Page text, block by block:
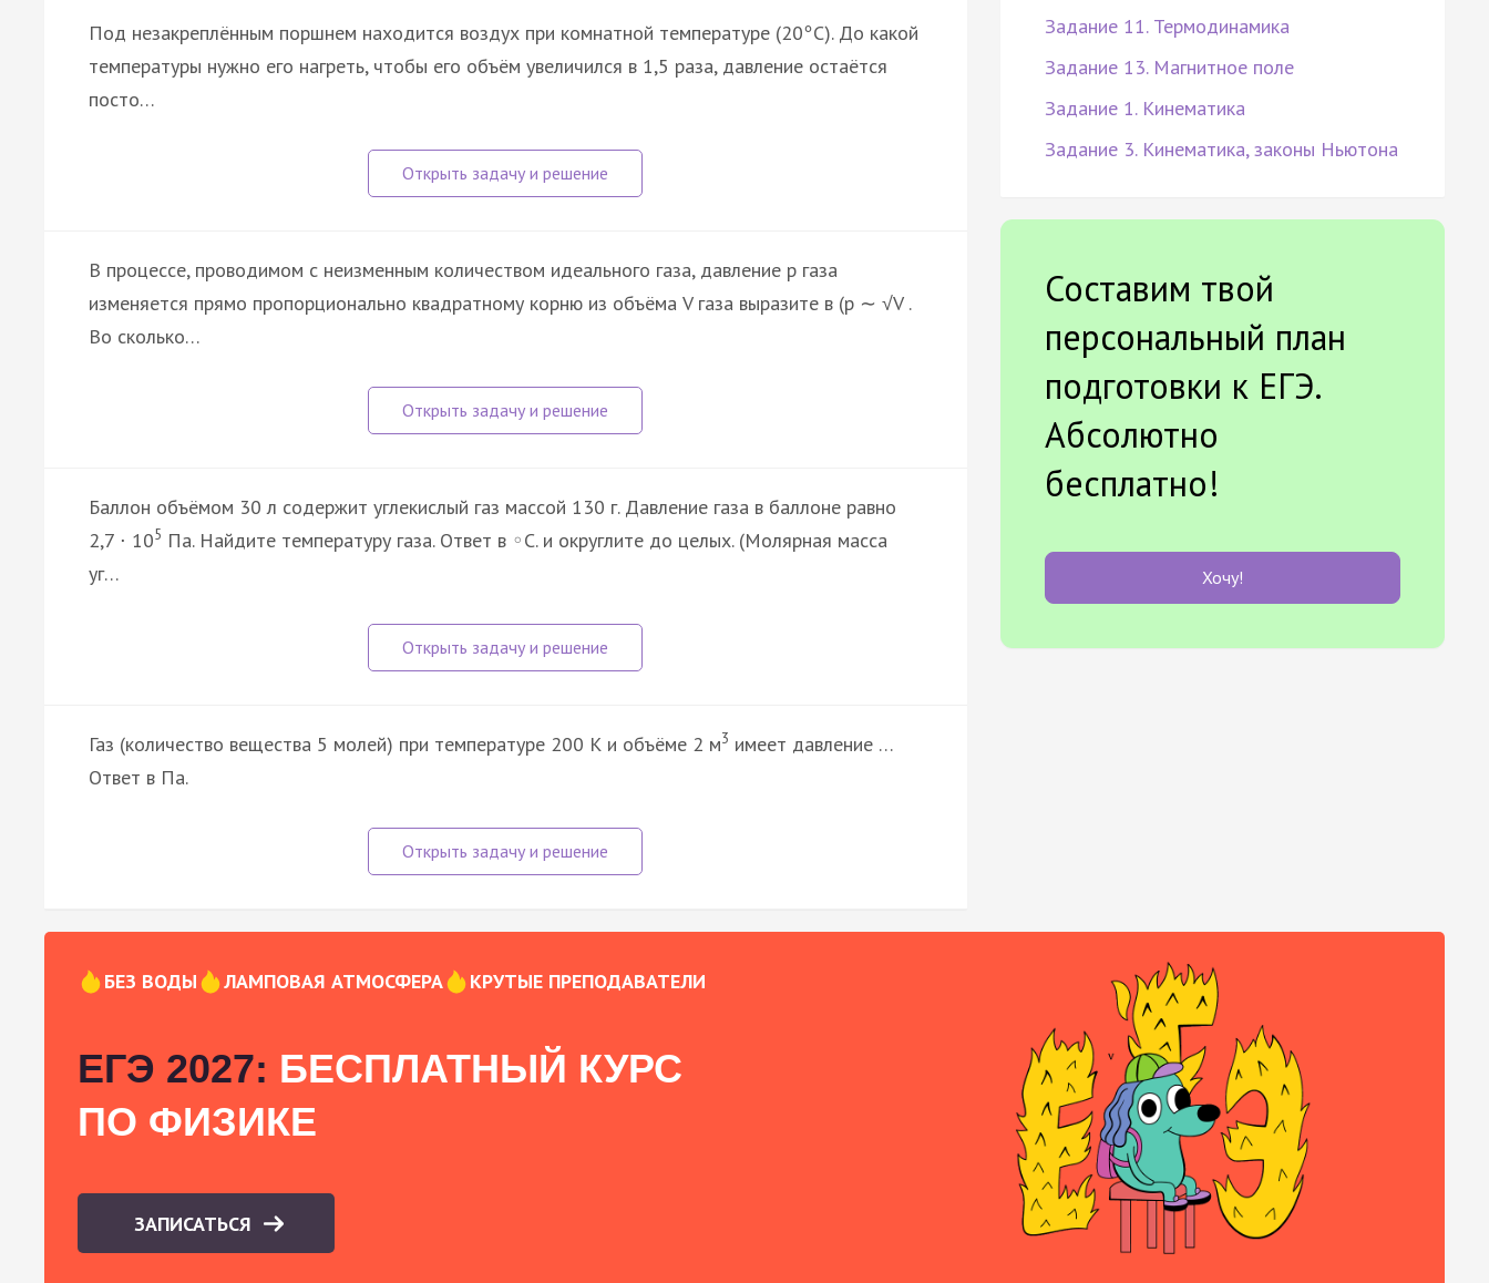
Под незакреплённым поршнем находится воздух при комнатной температуре (20°С). До какой
температуры нужно его нагреть, чтобы его объём увеличился в 1,5 раза, давление остаётся
посто…
В процессе, проводимом с неизменным количеством идеального газа, давление p газа
изменяется прямо пропорционально квадратному корню из объёма V газа выразите в (p ∼ √V .
Во сколько…
Баллон объёмом 30 л содержит углекислый газ массой 130 г. Давление газа в баллоне равно
2,7 · 105 Па. Найдите температуру газа. Ответ в ◦C. и округлите до целых. (Молярная масса
уг…
Газ (количество вещества 5 молей) при температуре 200 К и объёме 2 м3 имеет давление …
Ответ в Па.
Задание 11. Термодинамика
Задание 13. Магнитное поле
Задание 1. Кинематика
Задание 3. Кинематика, законы Ньютона
Составим твой
персональный план
подготовки к ЕГЭ.
Абсолютно
бесплатно!
Хочу!
БЕЗ ВОДЫ ЛАМПОВАЯ АТМОСФЕРА КРУТЫЕ ПРЕПОДАВАТЕЛИ
ЕГЭ 2027: БЕСПЛАТНЫЙ КУРС
ПО ФИЗИКЕ
ЗАПИСАТЬСЯ